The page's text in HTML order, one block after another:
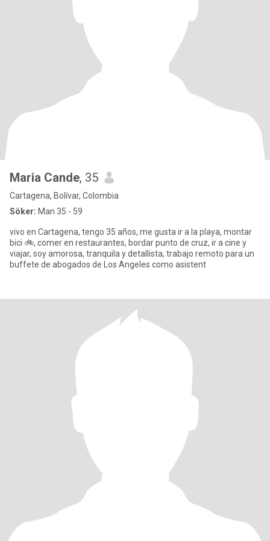
Maria Cande, 35
Cartagena, Bolívar, Colombia
Söker: Man 35 - 59
vivo en Cartagena, tengo 35 años, me gusta ir a la playa, montar
bici 🚲, comer en restaurantes, bordar punto de cruz, ir a cine y
viajar, soy amorosa, tranquila y detallista, trabajo remoto para un
buffete de abogados de Los Angeles como asistent